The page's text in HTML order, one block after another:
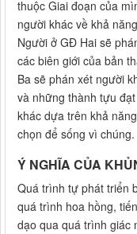
thuộc Giai đoạn của
người khác về khả
Người ở GĐ Hai sẽ
các biên giới của bản
Ba sẽ phán xét người
và những thành tựu
khác dựa trên khả
chọn để sống vì chúng.
Ý NGHĨA CỦA
Quá trình tự phát triển
quá trình hoa hồng,
dạo qua quá trình giác